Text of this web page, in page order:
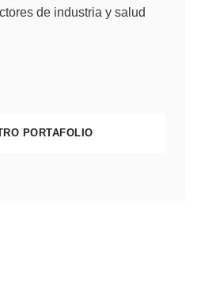
de industria y salud
PORTAFOLIO